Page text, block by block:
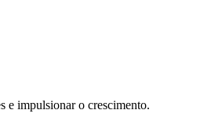
e impulsionar o crescimento.